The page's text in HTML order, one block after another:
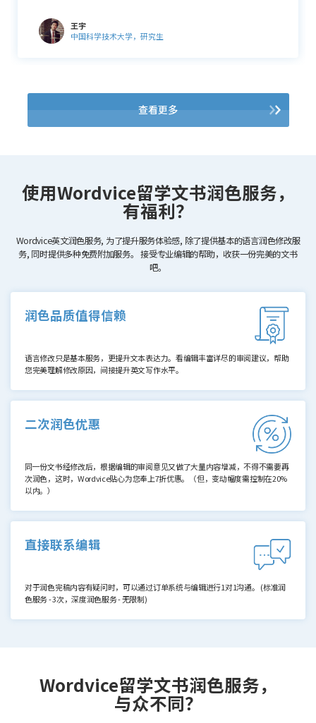
王宇
中国科学技术大学，研究生
查看更多
使用Wordvice留学文书润色服务，
有福利？
Wordvice英文润色服务, 为了提升服务体验感, 除了提供基本的语言润色修改服
务, 同时提供多种免费附加服务。 接受专业编辑的帮助，收获一份完美的文书
吧。
润色品质值得信赖
语言修改只是基本服务，更提升文本表达力。看编辑丰富详尽的审阅建议，帮助
您完美理解修改原因，间接提升英文写作水平。
二次润色优惠
同一份文书经修改后，根据编辑的审阅意见又做了大量内容增减，不得不需要再
次润色，这时，Wordvice贴心为您奉上7折优惠。（但，变动幅度需控制在20%
以内。）
直接联系编辑
对于润色完稿内容有疑问时，可以通过订单系统与编辑进行1对1沟通。 (标准润
色服务 - 3次，深度润色服务 - 无限制)
Wordvice留学文书润色服务，
与众不同？